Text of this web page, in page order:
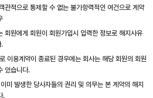
관적으로 통제할 수 없는 불가항력적인 여건으로 계약
회원에게 회원이 회원가입시 입력한 정보로 해지사유
.
이용계약이 종료된 경우에는 회사는 해당 회원의 회원
있습니다.
미 발생한 당사자들의 권리 및 의무는 본 계약의 해지
.